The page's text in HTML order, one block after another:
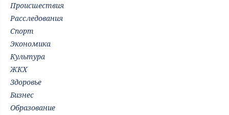
Происшествия
Расследования
Спорт
Экономика
Культура
ЖКХ
Здоровье
Бизнес
Образование